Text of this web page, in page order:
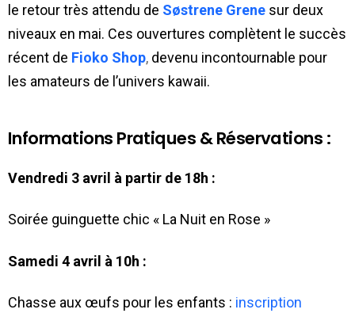
le retour très attendu de Søstrene Grene sur deux
niveaux en mai. Ces ouvertures complètent le succès
récent de Fioko Shop, devenu incontournable pour
les amateurs de l’univers kawaii.
Informations Pratiques & Réservations :
Vendredi 3 avril à partir de 18h :
Soirée guinguette chic « La Nuit en Rose »
Samedi 4 avril à 10h :
Chasse aux œufs pour les enfants : inscription